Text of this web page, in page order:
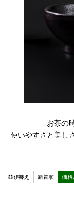
お茶の
使いやすさと美し
並び替え 新着順 価格